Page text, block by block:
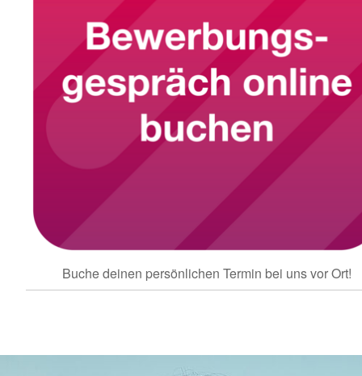
Buche deinen persönlichen Termin bei uns vor Ort!